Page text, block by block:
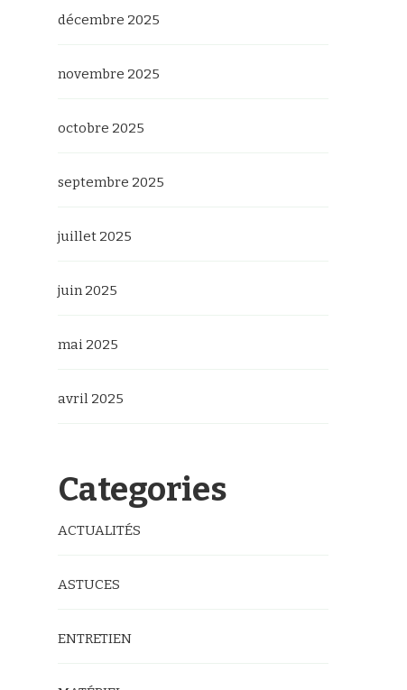
décembre 2025
novembre 2025
octobre 2025
septembre 2025
juillet 2025
juin 2025
mai 2025
avril 2025
Categories
ACTUALITÉS
ASTUCES
ENTRETIEN